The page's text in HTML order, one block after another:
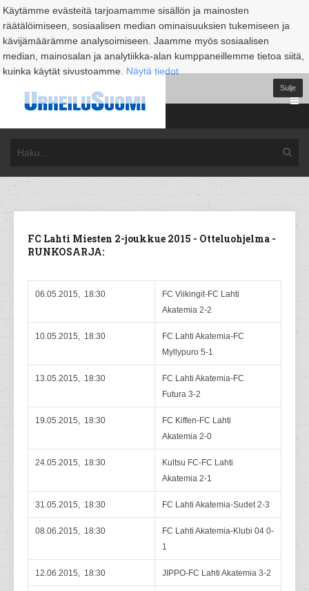
Käytämme evästeitä tarjoamamme sisällön ja mainosten
räätälöimiseen, sosiaalisen median ominaisuuksien tukemiseen ja
kävijämäärämme analysoimiseen. Jaamme myös sosiaalisen
median, mainosalan ja analytiikka-alan kumppaneillemme tietoa siitä,
kuinka käytät sivustoamme. Näytä tiedot
Sulje
FC Lahti Miesten 2-joukkue 2015 - Otteluohjelma -
RUNKOSARJA:
06.05.2015, 18:30
FC Viikingit-FC Lahti
Akatemia 2-2
10.05.2015, 18:30
FC Lahti Akatemia-FC
Myllypuro 5-1
13.05.2015, 18:30
FC Lahti Akatemia-FC
Futura 3-2
19.05.2015, 18:30
FC Kiffen-FC Lahti
Akatemia 2-0
24.05.2015, 18:30
Kultsu FC-FC Lahti
Akatemia 2-1
31.05.2015, 18:30 FC Lahti Akatemia-Sudet 2-3
08.06.2015, 18:30
FC Lahti Akatemia-Klubi 04 0-
1
12.06.2015, 18:30 JIPPO-FC Lahti Akatemia 3-2